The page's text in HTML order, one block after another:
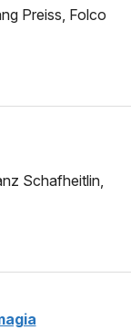
Preiss, Folco
Schafheitlin,